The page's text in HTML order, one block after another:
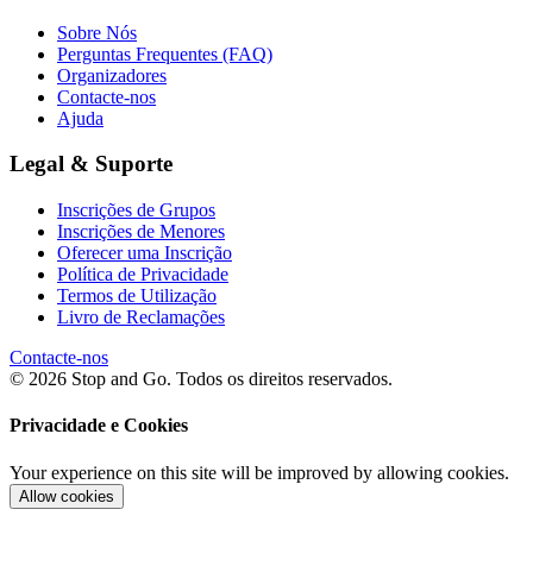
Sobre Nós
Perguntas Frequentes (FAQ)
Organizadores
Contacte-nos
Ajuda
Legal & Suporte
Inscrições de Grupos
Inscrições de Menores
Oferecer uma Inscrição
Política de Privacidade
Termos de Utilização
Livro de Reclamações
Contacte-nos
© 2026 Stop and Go. Todos os direitos reservados.
Privacidade e Cookies
Your experience on this site will be improved by allowing cookies.
Allow cookies